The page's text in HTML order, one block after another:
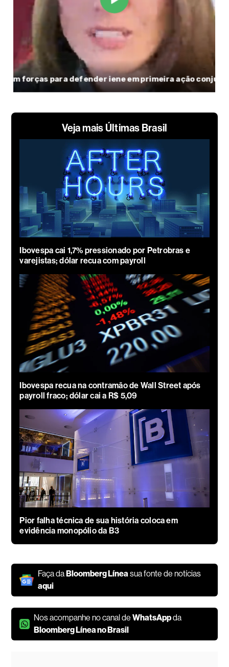
Veja mais Últimas Brasil
Ibovespa cai 1,7% pressionado por Petrobras e
varejistas; dólar recua com payroll
Ibovespa recua na contramão de Wall Street após
payroll fraco; dólar cai a R$ 5,09
Pior falha técnica de sua história coloca em
evidência monopólio da B3
Faça daBloomberg Líneasua fonte de notícias
aqui
Nos acompanhe no canal deWhatsAppda
Bloomberg Línea no Brasil